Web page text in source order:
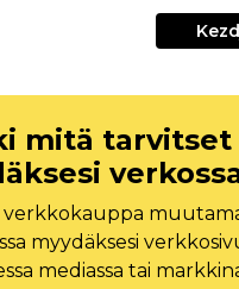
mitä tarvitset
myydäksesi
mediassa tai